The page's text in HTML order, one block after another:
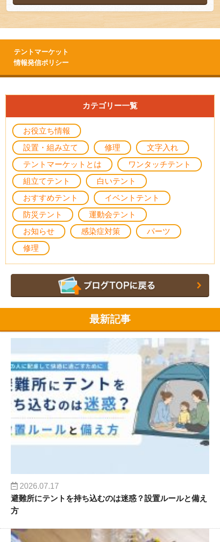
テントマーケット
情報発信ポリシー
カテゴリー一覧
お役立ち情報
設置・組み立て
修理
文字入れ
テントマーケットとは
ワンタッチテント
組立てテント
白いテント
おすすめテント
イベントテント
防災テント
運動会テント
お知らせ
感染症対策
パーツ
修理
最新記事
2026.07.17
避難所にテントを持ち込むのは迷惑？設置ルールと備え
方